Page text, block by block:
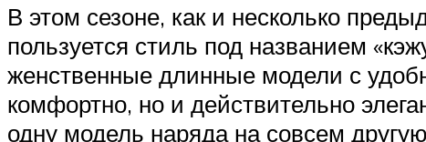
В этом сезоне, как и несколько
пользуется стиль под названием
женственные длинные модели с
комфортно, но и действительно
одну модель наряда на совсем